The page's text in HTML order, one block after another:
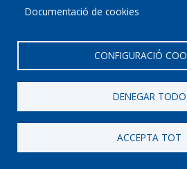
Documentació de cookies
CONFIGURACIÓ
DENEGAR TODO
ACCEPTA TOT
CENTRE DE
info@visitalagarriga.cat 610